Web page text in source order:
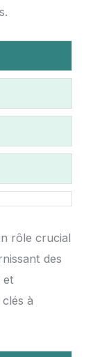
rôle crucial
des
et
à